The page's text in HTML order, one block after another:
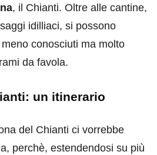
, il Chianti. Oltre alle cantine,
idilliaci, si possono
conosciuti ma molto
da favola.
un itinerario
del Chianti ci vorrebbe
perchè, estendendosi su più